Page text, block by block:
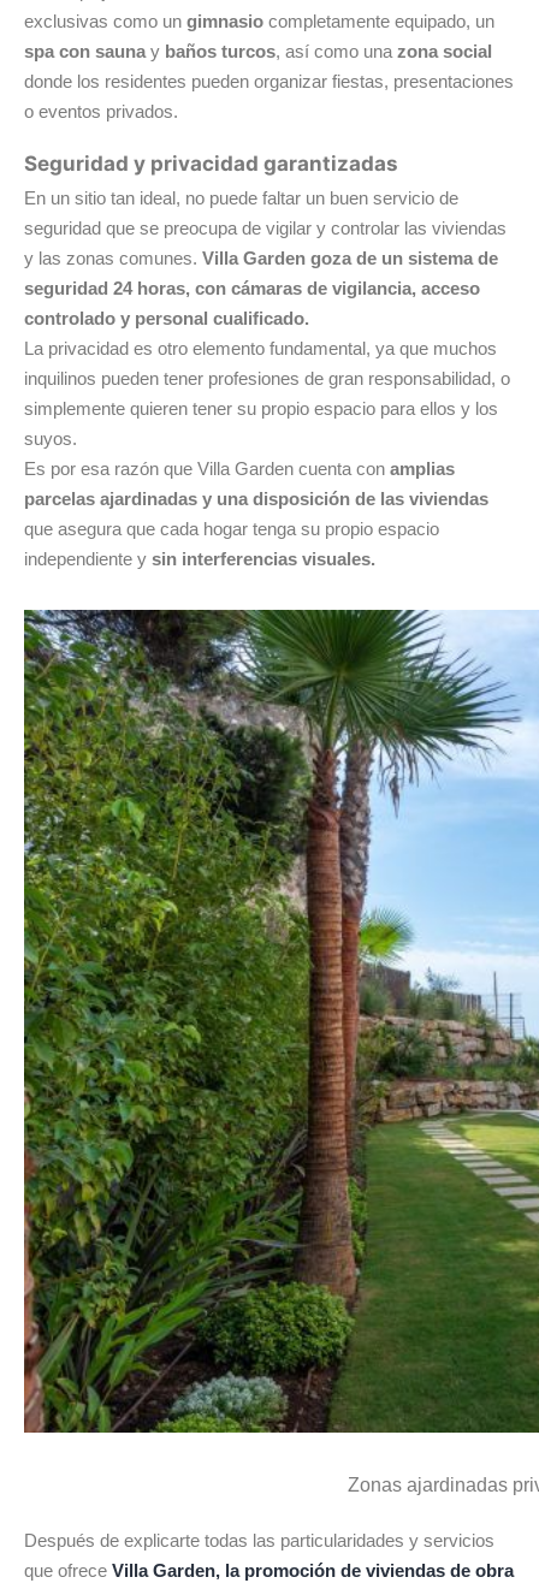
exclusivas como un gimnasio completamente equipado, un
spa con sauna y baños turcos, así como una zona social
donde los residentes pueden organizar fiestas, presentaciones
o eventos privados.
Seguridad y privacidad garantizadas
En un sitio tan ideal, no puede faltar un buen servicio de
seguridad que se preocupa de vigilar y controlar las viviendas
y las zonas comunes. Villa Garden goza de un sistema de
seguridad 24 horas, con cámaras de vigilancia, acceso
controlado y personal cualificado.
La privacidad es otro elemento fundamental, ya que muchos
inquilinos pueden tener profesiones de gran responsabilidad, o
simplemente quieren tener su propio espacio para ellos y los
suyos.
Es por esa razón que Villa Garden cuenta con amplias
parcelas ajardinadas y una disposición de las viviendas
que asegura que cada hogar tenga su propio espacio
independiente y sin interferencias visuales.
Zonas ajardinadas
Después de explicarte todas las particularidades y servicios
que ofrece Villa Garden, la promoción de viviendas de obra